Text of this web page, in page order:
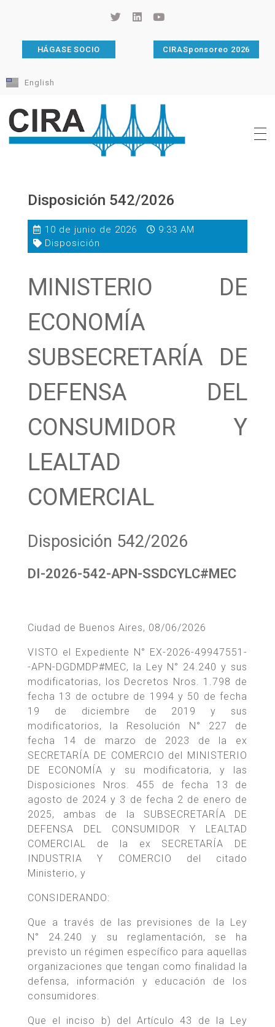
HÁGASE SOCIO CIRASponsoreo 2026
English
Disposición 542/2026
10 de junio de 2026
9:33 AM
Disposición
MINISTERIO DE
ECONOMÍA
SUBSECRETARÍA DE
DEFENSA DEL
CONSUMIDOR Y
LEALTAD
COMERCIAL
Disposición 542/2026
DI-2026-542-APN-SSDCYLC#MEC
Ciudad de Buenos Aires, 08/06/2026
VISTO el Expediente N° EX-2026-49947551-
-APN-DGDMDP#MEC, la Ley N° 24.240 y sus
modificatorias, los Decretos Nros. 1.798 de
fecha 13 de octubre de 1994 y 50 de fecha
19 de diciembre de 2019 y sus
modificatorios, la Resolución N° 227 de
fecha 14 de marzo de 2023 de la ex
SECRETARÍA DE COMERCIO del MINISTERIO
DE ECONOMÍA y su modificatoria, y las
Disposiciones Nros. 455 de fecha 13 de
agosto de 2024 y 3 de fecha 2 de enero de
2025, ambas de la SUBSECRETARÍA DE
DEFENSA DEL CONSUMIDOR Y LEALTAD
COMERCIAL de la ex SECRETARÍA DE
INDUSTRIA Y COMERCIO del citado
Ministerio, y
CONSIDERANDO:
Que a través de las previsiones de la Ley
N° 24.240 y su reglamentación, se ha
previsto un régimen específico para aquellas
organizaciones que tengan como finalidad la
defensa, información y educación de los
consumidores.
Que el inciso b) del Artículo 43 de la Ley